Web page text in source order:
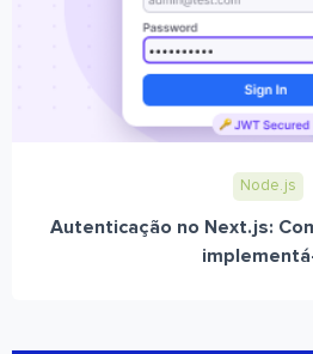
Node.js
Autenticação no Next.js: